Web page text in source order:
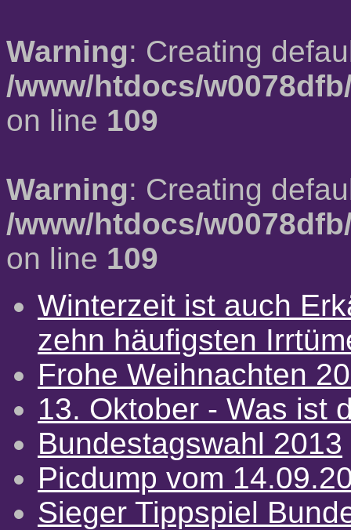
Warning: Creating
/www/htdocs/
on line 109
Warning: Creating
/www/htdocs/
on line 109
Winterzeit ist auch
zehn häufigsten
Frohe Weihnachten
13. Oktober - Was ist
Bundestagswahl 2013
Picdump vom
Sieger Tippspiel